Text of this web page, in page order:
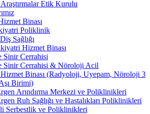
Etik Kurulu
Binası
Poliklinik
Sağlığı
Hizmet Binası
Sinir Cerrahisi
Sinir Cerrahisi & Nöroloji Acil
Binası (Radyoloji, Uyepam, Nöroloji 3
Birimi)
Arındırma Merkezi ve Poliklinikleri
Ruh Sağlığı ve Hastalıkları Poliklinikleri
Serbestlik ve Poliklinikleri